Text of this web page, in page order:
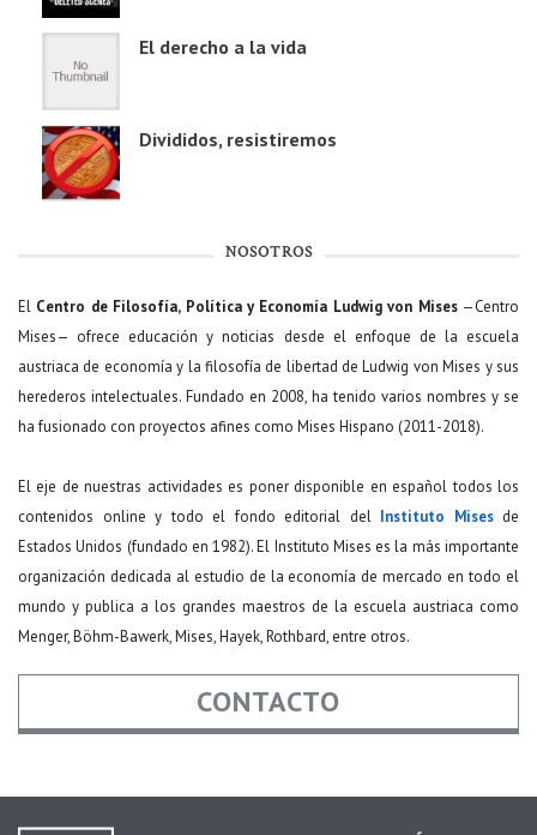
El derecho a la vida
Divididos, resistiremos
NOSOTROS
El Centro de Filosofía, Política y Economía Ludwig von Mises—Centro
Mises— ofrece educación y noticias desde el enfoque de la escuela
austriaca de economía y la filosofía de libertad de Ludwig von Mises y sus
herederos intelectuales. Fundado en 2008, ha tenido varios nombres y se
ha fusionado con proyectos afines como Mises Hispano (2011-2018).
El eje de nuestras actividades es poner disponible en español todos los
contenidos online y todo el fondo editorial del Instituto Misesde
Estados Unidos (fundado en 1982). El Instituto Mises es la más importante
organización dedicada al estudio de la economía de mercado en todo el
mundo y publica a los grandes maestros de la escuela austriaca como
Menger, Böhm-Bawerk, Mises, Hayek, Rothbard, entre otros.
CONTACTO